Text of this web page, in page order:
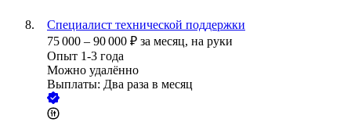
Специалист технической поддержки
75 000 – 90 000 ₽ за месяц, на руки
Опыт 1-3 года
Можно удалённо
Выплаты: Два раза в месяц